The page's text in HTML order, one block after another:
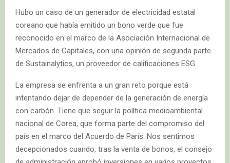
Hubo un caso de un generador de electricidad estatal
coreano que había emitido un bono verde que fue
reconocido en el marco de la Asociación Internacional de
Mercados de Capitales, con una opinión de segunda parte
de Sustainalytics, un proveedor de calificaciones ESG.
La empresa se enfrenta a un gran reto porque está
intentando dejar de depender de la generación de energía
con carbón. Tiene que seguir la política medioambiental
nacional de Corea, que forma parte del compromiso del
país en el marco del Acuerdo de París. Nos sentimos
decepcionados cuando, tras la venta de bonos, el consejo